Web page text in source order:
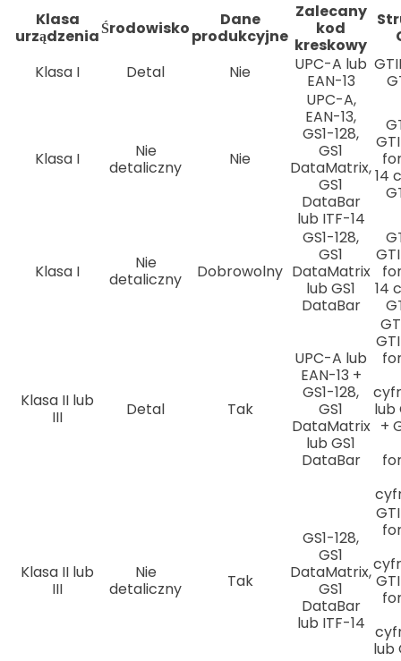
Klasa
urządzeniaŚrodowisko
Dane
produkcyjne
Zalecany
kod
kreskowy
Klasa I
Detal Nie
UPC-A lub
EAN-13
Klasa I
Nie
detaliczny
Nie
UPC-A,
EAN-13,
GS1-128,
GS1
DataMatrix,
GS1
DataBar
lub ITF-14
14
Klasa I
Nie
detaliczny
Dobrowolny
GS1-128,
GS1
DataMatrix
lub GS1
DataBar
14
Klasa II lub
III
Detal Tak
UPC-A lub
EAN-13 +
GS1-128,
GS1
DataMatrix
lub GS1
DataBar
lub
+
Klasa II lub
III
Nie
detaliczny
Tak
GS1-128,
GS1
DataMatrix,
GS1
DataBar
lub ITF-14
lub